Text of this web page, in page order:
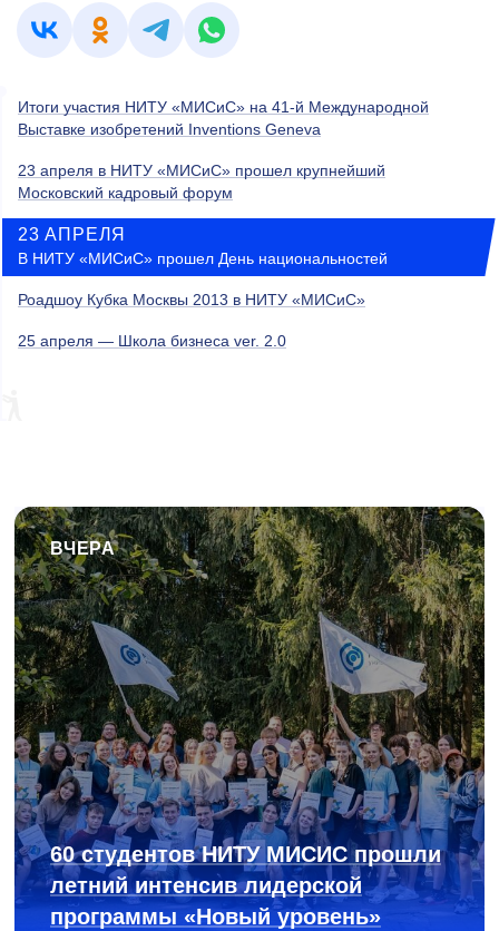
Итоги участия НИТУ «МИСиС» на 41-й Международной
Выставке изобретений Inventions Geneva
23 апреля в НИТУ «МИСиС» прошел крупнейший
Московский кадровый форум
23 АПРЕЛЯ
В НИТУ «МИСиС» прошел День национальностей
Роадшоу Кубка Москвы 2013 в НИТУ «МИСиС»
25 апреля — Школа бизнеса ver. 2.0
ВЧЕРА
60 студентов НИТУ МИСИС прошли
летний интенсив лидерской
программы «Новый уровень»